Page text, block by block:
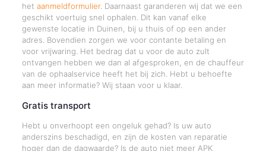
het aanmeldformulier. Daarnaast garanderen wij dat we een
geschikt voertuig snel ophalen. Dit kan vanaf elke
gewenste locatie in Duinen, bij u thuis of op een ander
adres. Bovendien zorgen we voor contante betaling en
voor vrijwaring. Het bedrag dat u voor de auto zult
ontvangen hebben we dan al afgesproken, en de chauffeur
van de ophaalservice heeft het bij zich. Hebt u behoefte
aan meer informatie? Wij staan voor u klaar.
Gratis transport
Hebt u onverhoopt een ongeluk gehad? Is uw auto
anderszins beschadigd, en zijn de kosten van reparatie
hoger dan de dagwaarde? Is de auto niet meer APK